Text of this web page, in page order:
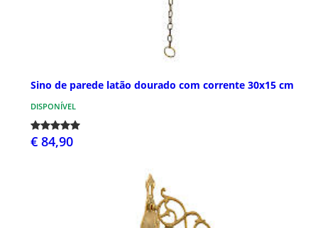
Sino de parede latão dourado com corrente 30x15 cm
DISPONÍVEL
€ 84,90